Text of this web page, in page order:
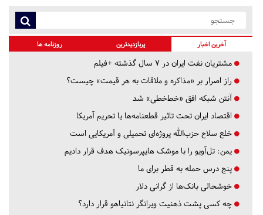
آخرین اخبار پربازدیدترین روزنامه ها
مشتریان نفت ایران در ۷ سال گذشته +فیلم
راز اصرار بر «مذاکره و ملاقات به هر قیمت» چیست؟
آنتن شبکه افق «خط‌خطی» شد
اقتصاد ایران تحت تاثیر قطعنامه‌ها یا تحریم‌ آمریکا
خلع سلاح حزب‌الله پروژه‌ای تحمیلی و آمریکایی است
یمن: تل‌آویو را با موشک هایپرسونیک هدف قرار دادیم
پنج درس‌ حمله به قطر برای ما
خوشحالی بانک‌ها از گرانی دلار
چه کسی پشت ذهنیت ویرانگر نتانیاهو قرار دارد؟